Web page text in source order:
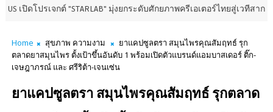
จกต์ "STARLAB" มุ่งยกระดับศักยภาพครีเอเตอร์ไทยสู่เวทีสากล นิทรรศการ
Home สุขภาพ ความงาม
ยาแคปซูลตรา สมุนไพรคุณสัมฤทธ์ รุก
ตลาดยาสมุนไพร ตั้งเป้าขึ้นอันดับ 1 พร้อมเปิดตัวแบรนด์แอมบาสเดอร์ ติ๊ก-
เจษฎาภรณ์ และ ศรีริต้า-เจนเซ่น
ยาแคปซูลตรา สมุนไพรคุณสัมฤทธ์ รุกตลาด